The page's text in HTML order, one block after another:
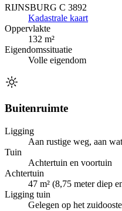
RIJNSBURG C 3892
Kadastrale kaart
Oppervlakte
132 m²
Eigendomssituatie
Volle eigendom
Buitenruimte
Ligging
Aan rustige weg, aan
Tuin
Achtertuin en voortuin
Achtertuin
47 m² (8,75 meter diep
Ligging tuin
Gelegen op het